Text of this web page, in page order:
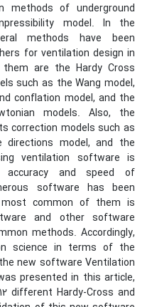
methods of underground
model. In the
methods have been
for ventilation design in
are the Hardy Cross
such as the Wang model,
conflation model, and the
models. Also, the
correction models such as
directions model, and the
ventilation software is
and speed of
software has been
common of them is
and other software
methods. Accordingly,
science in terms of the
new software Ventilation
presented in this article,
different Hardy-Cross and